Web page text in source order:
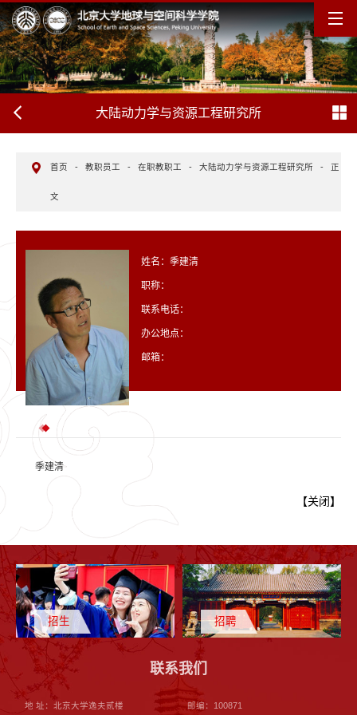
大陆动力学与资源工程研究所
首页 - 教职员工 - 在职教职工 - 大陆动力学与资源工程研究所 - 正
文
姓名：季建清
职称：
联系电话：
办公地点：
邮箱：
季建清
【关闭】
招生 招聘
联系我们
地 址：北京大学逸夫贰楼 邮编：100871